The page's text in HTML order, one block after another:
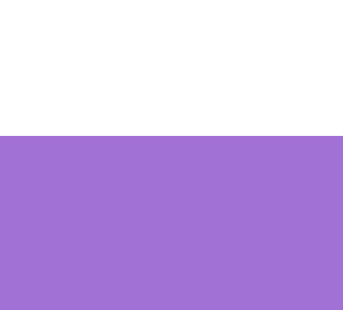
Альбинони»